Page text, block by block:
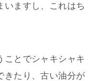
いますし、これはち
ことでシャキシャキ
きたり、古い油分が